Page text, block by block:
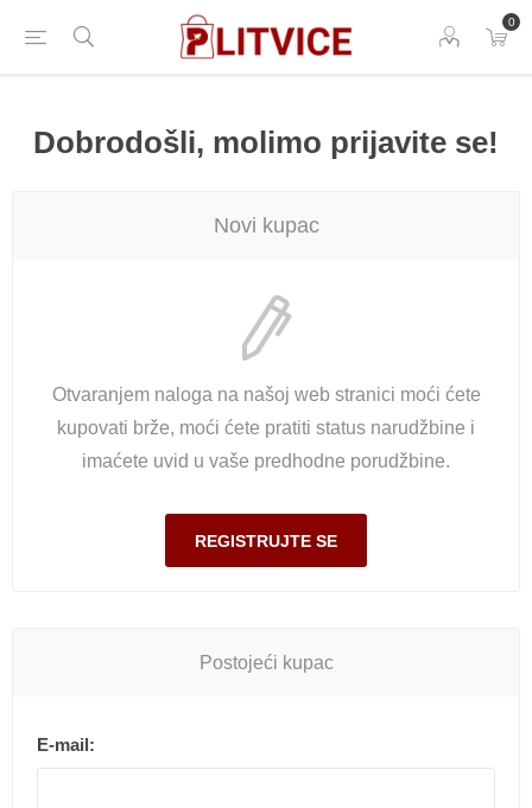
0
Dobrodošli, molimo prijavite se!
Novi kupac
Otvaranjem naloga na našoj web stranici moći ćete
kupovati brže, moći ćete pratiti status narudžbine i
imaćete uvid u vaše predhodne porudžbine.
Postojeći kupac
E-mail: